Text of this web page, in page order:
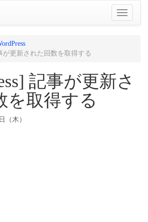
Toggle
が更新された回数を取得する
記事が更新さ
を取得する
（木）